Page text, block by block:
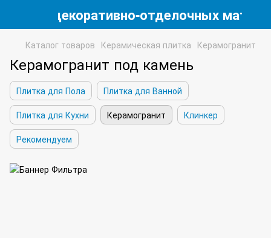
декоративно-отделочных
Каталог товаров Керамическая плитка Керамогранит
Керамогранит под камень
Плитка для Пола
Плитка для Ванной
Плитка для Кухни
Керамогранит
Клинкер
Рекомендуем